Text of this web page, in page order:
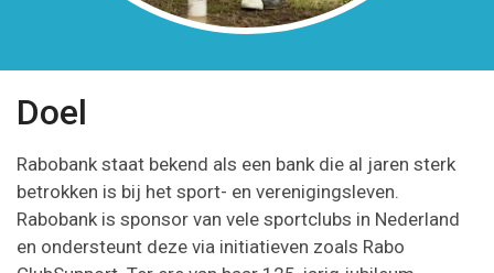
Doel
Rabobank staat bekend als een bank die al jaren sterk
betrokken is bij het sport- en verenigingsleven.
Rabobank is sponsor van vele sportclubs in Nederland
en ondersteunt deze via initiatieven zoals Rabo